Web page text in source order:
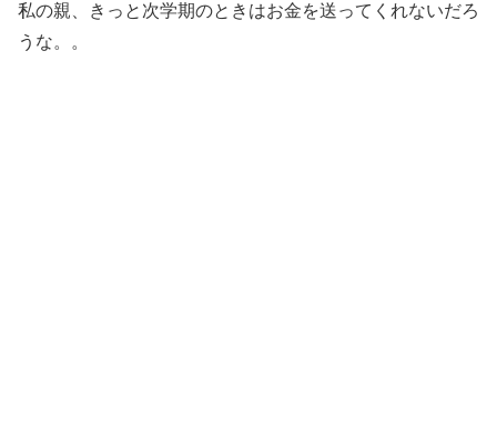
私の親、きっと次学期のときはお金を送ってくれないだろ
うな。。